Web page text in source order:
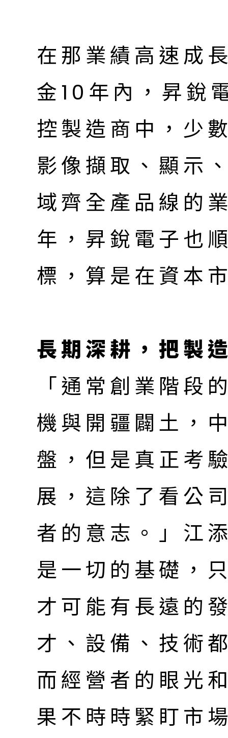
在那業績高速成
金10年內，昇銳
控製造商中，少
影像擷取、顯示
域齊全產品線的
年，昇銳電子也
標，算是在資本
長期深耕，把製
「通常創業階段
機與開疆闢土，
盤，但是真正考
展，這除了看公
者的意志。」江
是一切的基礎，
才可能有長遠的
才、設備、技術
而經營者的眼光
果不時時緊盯市